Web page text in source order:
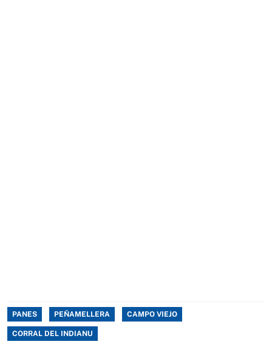
PANES PEÑAMELLERA CAMPO VIEJO
CORRAL DEL INDIANU